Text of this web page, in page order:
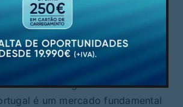
onde pretendemos continuar a
melhores especialistas.”
Mateos, Diretor de
estratégica desta
é um mercado fundamental